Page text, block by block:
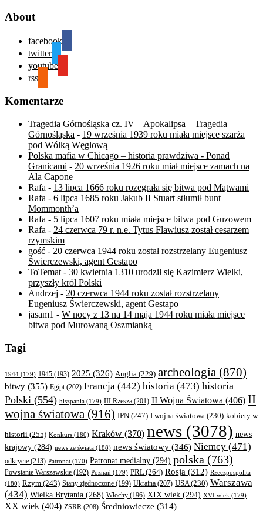
About
facebook
twitter
youtube
rss
Komentarze
Tragedia Górnośląska cz. IV – Apokalipsa – Tragedia
Górnośląska - 19 września 1939 roku miała miejsce szarża
pod Wólką Węglową
Polska mafia w Chicago – historia prawdziwa - Ponad
Granicami - 20 września 1926 roku miał miejsce zamach na
Ala Capone
Rafa - 13 lipca 1666 roku rozegrała się bitwa pod Mątwami
Rafa - 6 lipca 1685 roku Jakub II Stuart stłumił bunt
Mommonth’a
Rafa - 5 lipca 1607 roku miała miejsce bitwa pod Guzowem
Rafa - 24 czerwca 79 r. n.e. Tytus Flawiusz został cesarzem
rzymskim
gość - 20 czerwca 1944 roku został rozstrzelany Eugeniusz
Świerczewski, agent Gestapo
ToTemat - 30 kwietnia 1310 urodził się Kazimierz Wielki,
przyszły król Polski
Andrzej - 20 czerwca 1944 roku został rozstrzelany
Eugeniusz Świerczewski, agent Gestapo
jasam1 - W nocy z 13 na 14 maja 1944 roku miała miejsce
bitwa pod Murowaną Oszmianką
Tagi
1944 (179) 1945 (193) 2025 (326) Anglia (229) archeologia (870)
bitwy (355) Egipt(202) Francja (442) historia (473) historia
Polski (554) hiszpania (179) III Rzesza (201) II Wojna Światowa (406) II
wojna światowa (916) IPN (247) I wojna światowa (230) kobiety w
historii (255) Konkurs (180) Kraków (370) news (3078) news
krajowy (284) news ze świata (188) news światowy (346) Niemcy (471)
odkrycie (213) Patronat (170) Patronat medialny (294) polska (763)
Powstanie Warszawskie (192) Poznań (179) PRL(264) Rosja (312) Rzeczpospolita
(180) Rzym (243) Stany zjednoczone (199) Ukraina (207) USA(230) Warszawa
(434) Wielka Brytania (268) Włochy (196) XIX wiek (294) XVI wiek (179)
XX wiek (404) ZSRR (208) Średniowiecze (314)